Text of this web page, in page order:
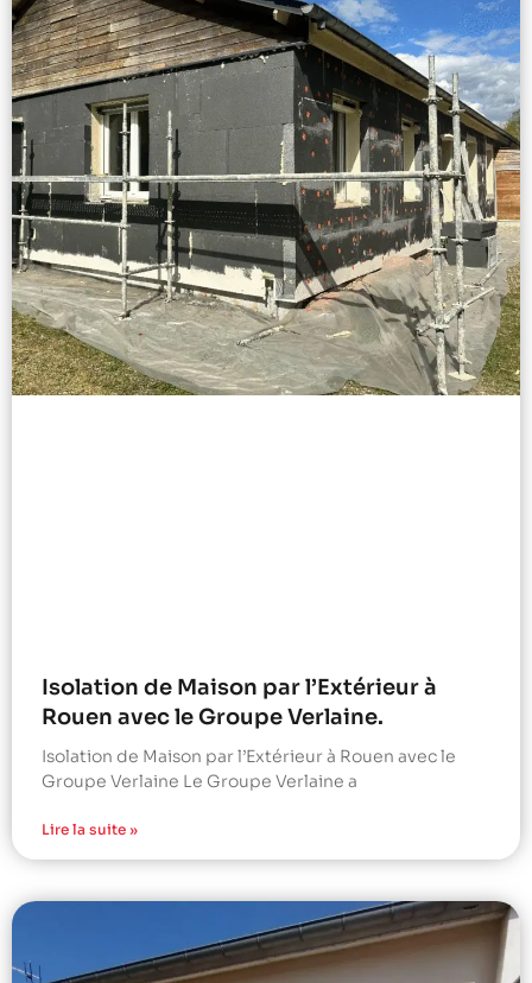
Isolation de Maison par l’Extérieur à
Rouen avec le Groupe Verlaine.
Isolation de Maison par l’Extérieur à Rouen avec le
Groupe Verlaine Le Groupe Verlaine a
Lire la suite »